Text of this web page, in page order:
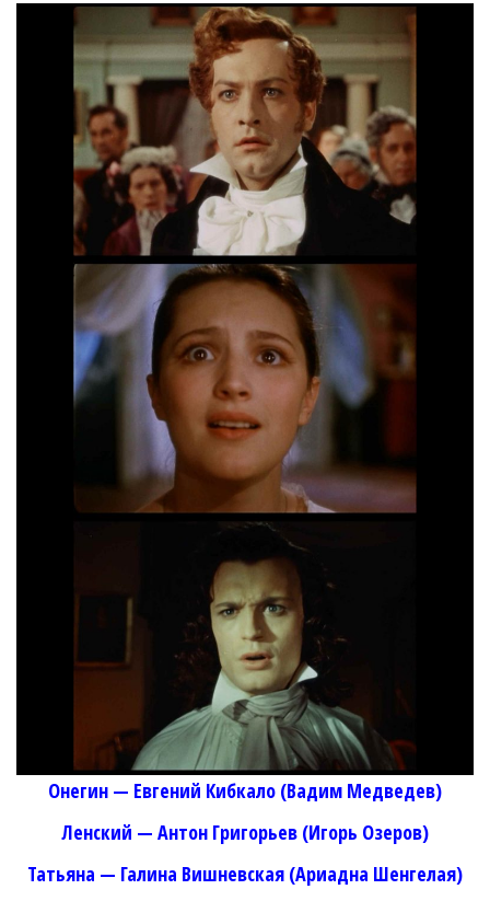
Онегин — Евгений Кибкало (Вадим Медведев)
Ленский — Антон Григорьев (Игорь Озеров)
Татьяна — Галина Вишневская (Ариадна Шенгелая)